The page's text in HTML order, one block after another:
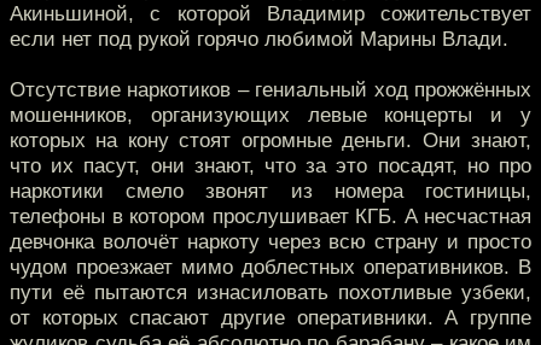
Акиньшиной, с которой Владимир сожительствует
если нет под рукой горячо любимой Марины Влади.
Отсутствие наркотиков – гениальный ход прожжённых
мошенников, организующих левые концерты и у
которых на кону стоят огромные деньги. Они знают,
что их пасут, они знают, что за это посадят, но про
наркотики смело звонят из номера гостиницы,
телефоны в котором прослушивает КГБ. А несчастная
девчонка волочёт наркоту через всю страну и просто
чудом проезжает мимо доблестных оперативников. В
пути её пытаются изнасиловать похотливые узбеки,
от которых спасают другие оперативники. А группе